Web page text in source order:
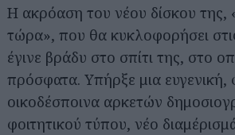
Η ακρόαση του νέου δίσκου της,
τώρα», που θα κυκλοφορήσει
έγινε βράδυ στο σπίτι της, στο
πρόσφατα. Υπήρξε μια ευγενική,
οικοδέσποινα αρκετών
φοιτητικού τύπου, νέο